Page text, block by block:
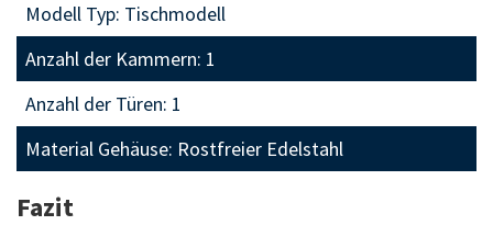
Modell Typ: Tischmodell
Anzahl der Kammern: 1
Anzahl der Türen: 1
Material Gehäuse: Rostfreier Edelstahl
Fazit